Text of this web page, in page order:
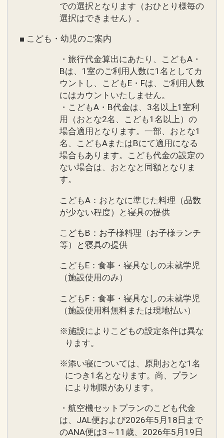
での選択となります（おひとり様毎の
選択はできません）。
■ こども・幼児のご案内
・旅行代金算出にあたり、こどもA・
Bは、1室のご利用人数に1名としてカ
ウントし、こどもE・Fは、ご利用人数
にはカウントいたしません。
・こどもA・B代金は、3名以上1室利
用（おとな2名、こども1名以上）の
場合適用となります。一部、おとな1
名、こどもAまたはBにて適用になる
場合もあります。こども代金の設定の
ない場合は、おとなと同額となりま
す。
こどもA：おとなに準じた料理（品数
が少ない程度）と寝具の提供
こどもB：お子様料理（お子様ランチ
等）と寝具の提供
こどもE：食事・寝具なしの未就学児
（施設使用のみ）
こどもF：食事・寝具なしの未就学児
（施設使用料無料または現地払い）
※施設によりこどもの設定条件は異な
ります。
※添い寝については、原則おとな1名
につき1名となります。尚、プラン
により制限があります。
・航空機セットプランのこども代金
は、JAL便および2026年5月18日まで
のANA便は3～11歳、2026年5月19日